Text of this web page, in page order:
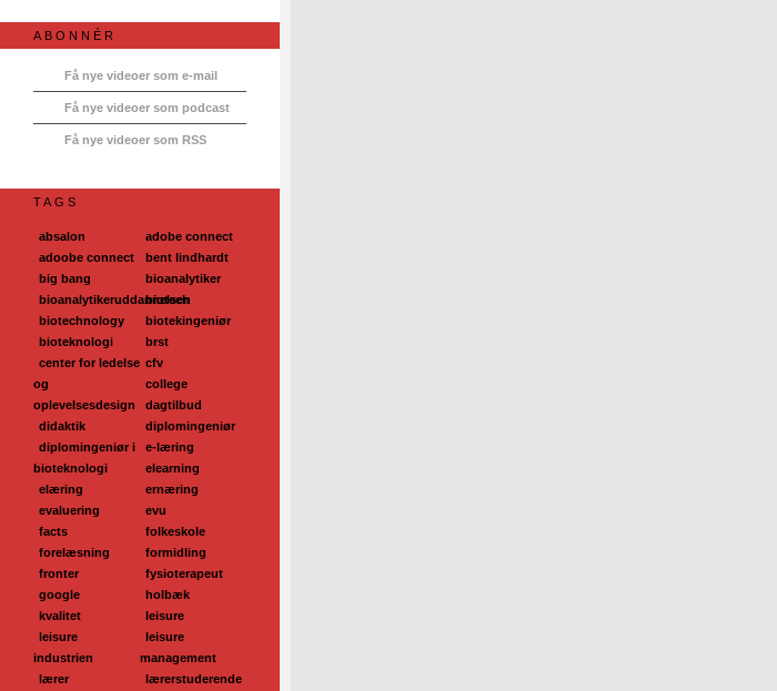
ABONNÉR
Få nye videoer som e-mail
Få nye videoer som podcast
Få nye videoer som RSS
TAGS
absalon
adobe connect
adoobe connect
bent lindhardt
big bang
bioanalytiker
bioanalytikeruddannelsen
biotech
biotechnology
biotekingeniør
bioteknologi
brst
center for ledelse
og
oplevelsesdesign
cfv
college
dagtilbud
didaktik
diplomingeniør
diplomingeniør i
bioteknologi
e-læring
elearning
elæring
ernæring
evaluering
evu
facts
folkeskole
forelæsning
formidling
fronter
fysioterapeut
google
holbæk
kvalitet
leisure
leisure
industrien
leisure
management
lærer
lærerstuderende